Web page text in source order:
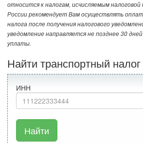
относится к налогам, исчисляемым
России рекомендует Вам осуществлять
налога после получения налогового
уведомление направляется не позднее 30
уплаты.
Найти транспортный
ИНН
Найти